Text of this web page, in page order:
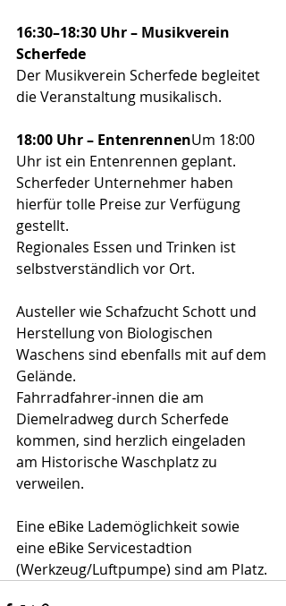
16:30–18:30 Uhr – Musikverein
Scherfede
Der Musikverein Scherfede begleitet
die Veranstaltung musikalisch.
18:00 Uhr – EntenrennenUm 18:00
Uhr ist ein Entenrennen geplant.
Scherfeder Unternehmer haben
hierfür tolle Preise zur Verfügung
gestellt.
Regionales Essen und Trinken ist
selbstverständlich vor Ort.
Austeller wie Schafzucht Schott und
Herstellung von Biologischen
Waschens sind ebenfalls mit auf dem
Gelände.
Fahrradfahrer-innen die am
Diemelradweg durch Scherfede
kommen, sind herzlich eingeladen
am Historische Waschplatz zu
verweilen.
Eine eBike Lademöglichkeit sowie
eine eBike Servicestadtion
(Werkzeug/Luftpumpe) sind am Platz.